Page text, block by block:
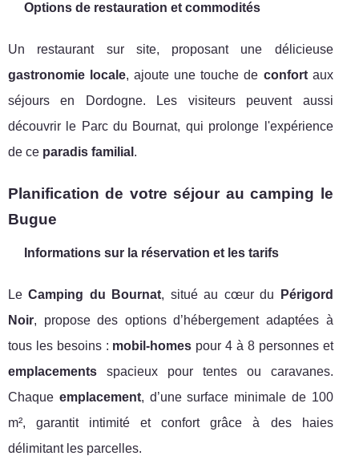
Options de restauration et commodités
Un restaurant sur site, proposant une délicieuse
gastronomie locale, ajoute une touche de confortaux
séjours en Dordogne. Les visiteurs peuvent aussi
découvrir le Parc du Bournat, qui prolonge l'expérience
de ce paradis familial .
Planification de votre séjour au camping le
Bugue
Informations sur la réservation et les tarifs
LeCamping du Bournat, situé au cœur du
Périgord
Noir, propose des options d’hébergement adaptées à
tous les besoins : mobil-homes pour 4 à 8 personnes et
emplacements spacieux pour tentes ou caravanes.
Chaque emplacement, d’une surface minimale de 100
m², garantit intimité et confort grâce à des haies
délimitant les parcelles.